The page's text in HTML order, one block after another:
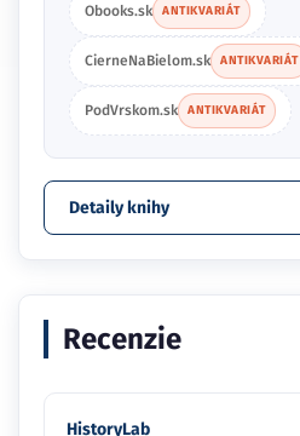
Obooks.sk ANTIKVARIÁT
CierneNaBielom.sk ANTIKVARIÁT
PodVrskom.sk ANTIKVARIÁT
Detaily knihy
Recenzie
HistoryLab